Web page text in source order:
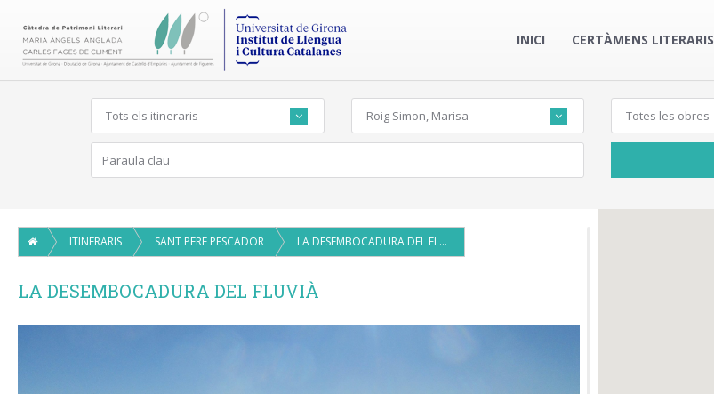
INICI CERTÀMENS LITERARIS
Tots els itineraris Roig Simon, Marisa Totes les obres
ITINERARIS SANT PERE PESCADOR LA DESEMBOCADURA DEL FLUVIÀ
LA DESEMBOCADURA DEL FLUVIÀ